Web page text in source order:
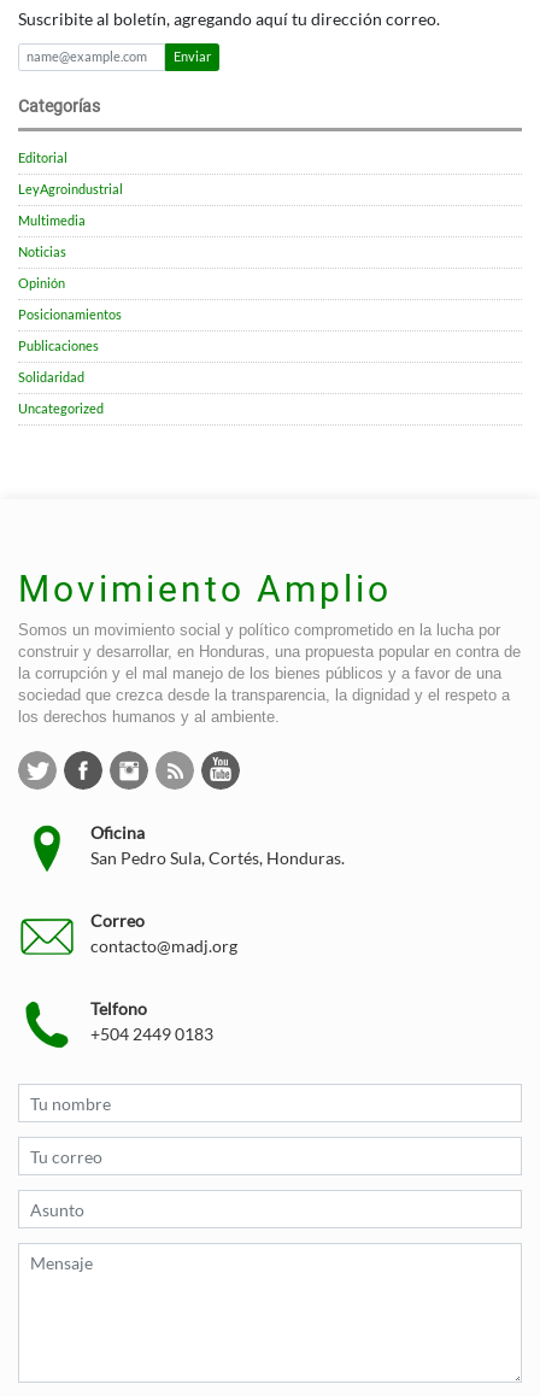
Suscribite al boletín, agregando aquí tu dirección correo.
Enviar
Categorías
Editorial
LeyAgroindustrial
Multimedia
Noticias
Opinión
Posicionamientos
Publicaciones
Solidaridad
Uncategorized
Movimiento Amplio
Somos un movimiento social y político comprometido en la lucha por
construir y desarrollar, en Honduras, una propuesta popular en contra de
la corrupción y el mal manejo de los bienes públicos y a favor de una
sociedad que crezca desde la transparencia, la dignidad y el respeto a
los derechos humanos y al ambiente.
Oficina
San Pedro Sula, Cortés, Honduras.
Correo
contacto@madj.org
Telfono
+504 2449 0183